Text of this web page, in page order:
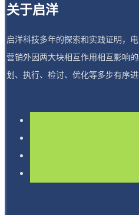
关于启洋
启洋科技多年的探索和实践证明，
营销外因两大块相互作用相互影响
划、执行、检讨、优化等多步有序进